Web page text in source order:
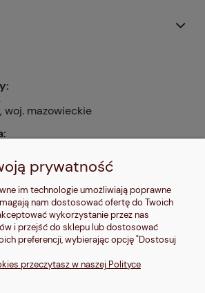
woj. mazowieckie
;makalele@poczta.fm
prywatność
im technologie umożliwiają poprawne
nam dostosować ofertę do Twoich
wykorzystanie przez nas
i przejść do sklepu lub dostosować
preferencji, wybierając opcję "Dostosuj
przeczytasz w naszej Polityce